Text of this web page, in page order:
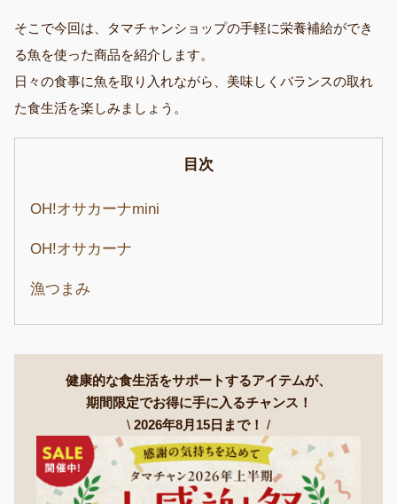
そこで今回は、タマチャンショップの手軽に栄養補給ができ
る魚を使った商品を紹介します。
日々の食事に魚を取り入れながら、美味しくバランスの取れ
た食生活を楽しみましょう。
目次
OH!オサカーナmini
OH!オサカーナ
漁つまみ
健康的な食生活をサポートするアイテムが、
期間限定でお得に手に入るチャンス！
\ 2026年8月15日まで！ /